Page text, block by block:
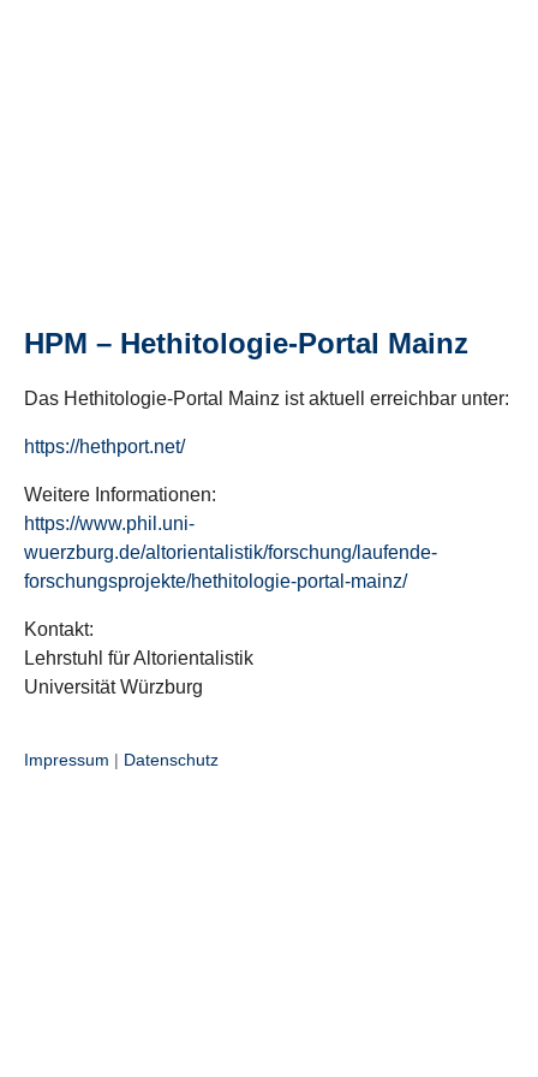
HPM – Hethitologie-Portal Mainz
Das Hethitologie-Portal Mainz ist aktuell erreichbar unter:
https://hethport.net/
Weitere Informationen:
https://www.phil.uni-
wuerzburg.de/altorientalistik/forschung/laufende-
forschungsprojekte/hethitologie-portal-mainz/
Kontakt:
Lehrstuhl für Altorientalistik
Universität Würzburg
Impressum | Datenschutz